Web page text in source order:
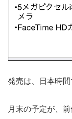
発売は、日本時間
月末の予定が、